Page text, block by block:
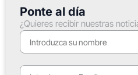
Ponte al día
¿Quieres recibir nuestras